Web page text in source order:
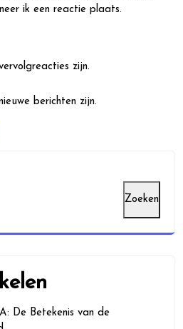
ik een reactie plaats.
zijn.
berichten zijn.
Zoeken
De Betekenis van de